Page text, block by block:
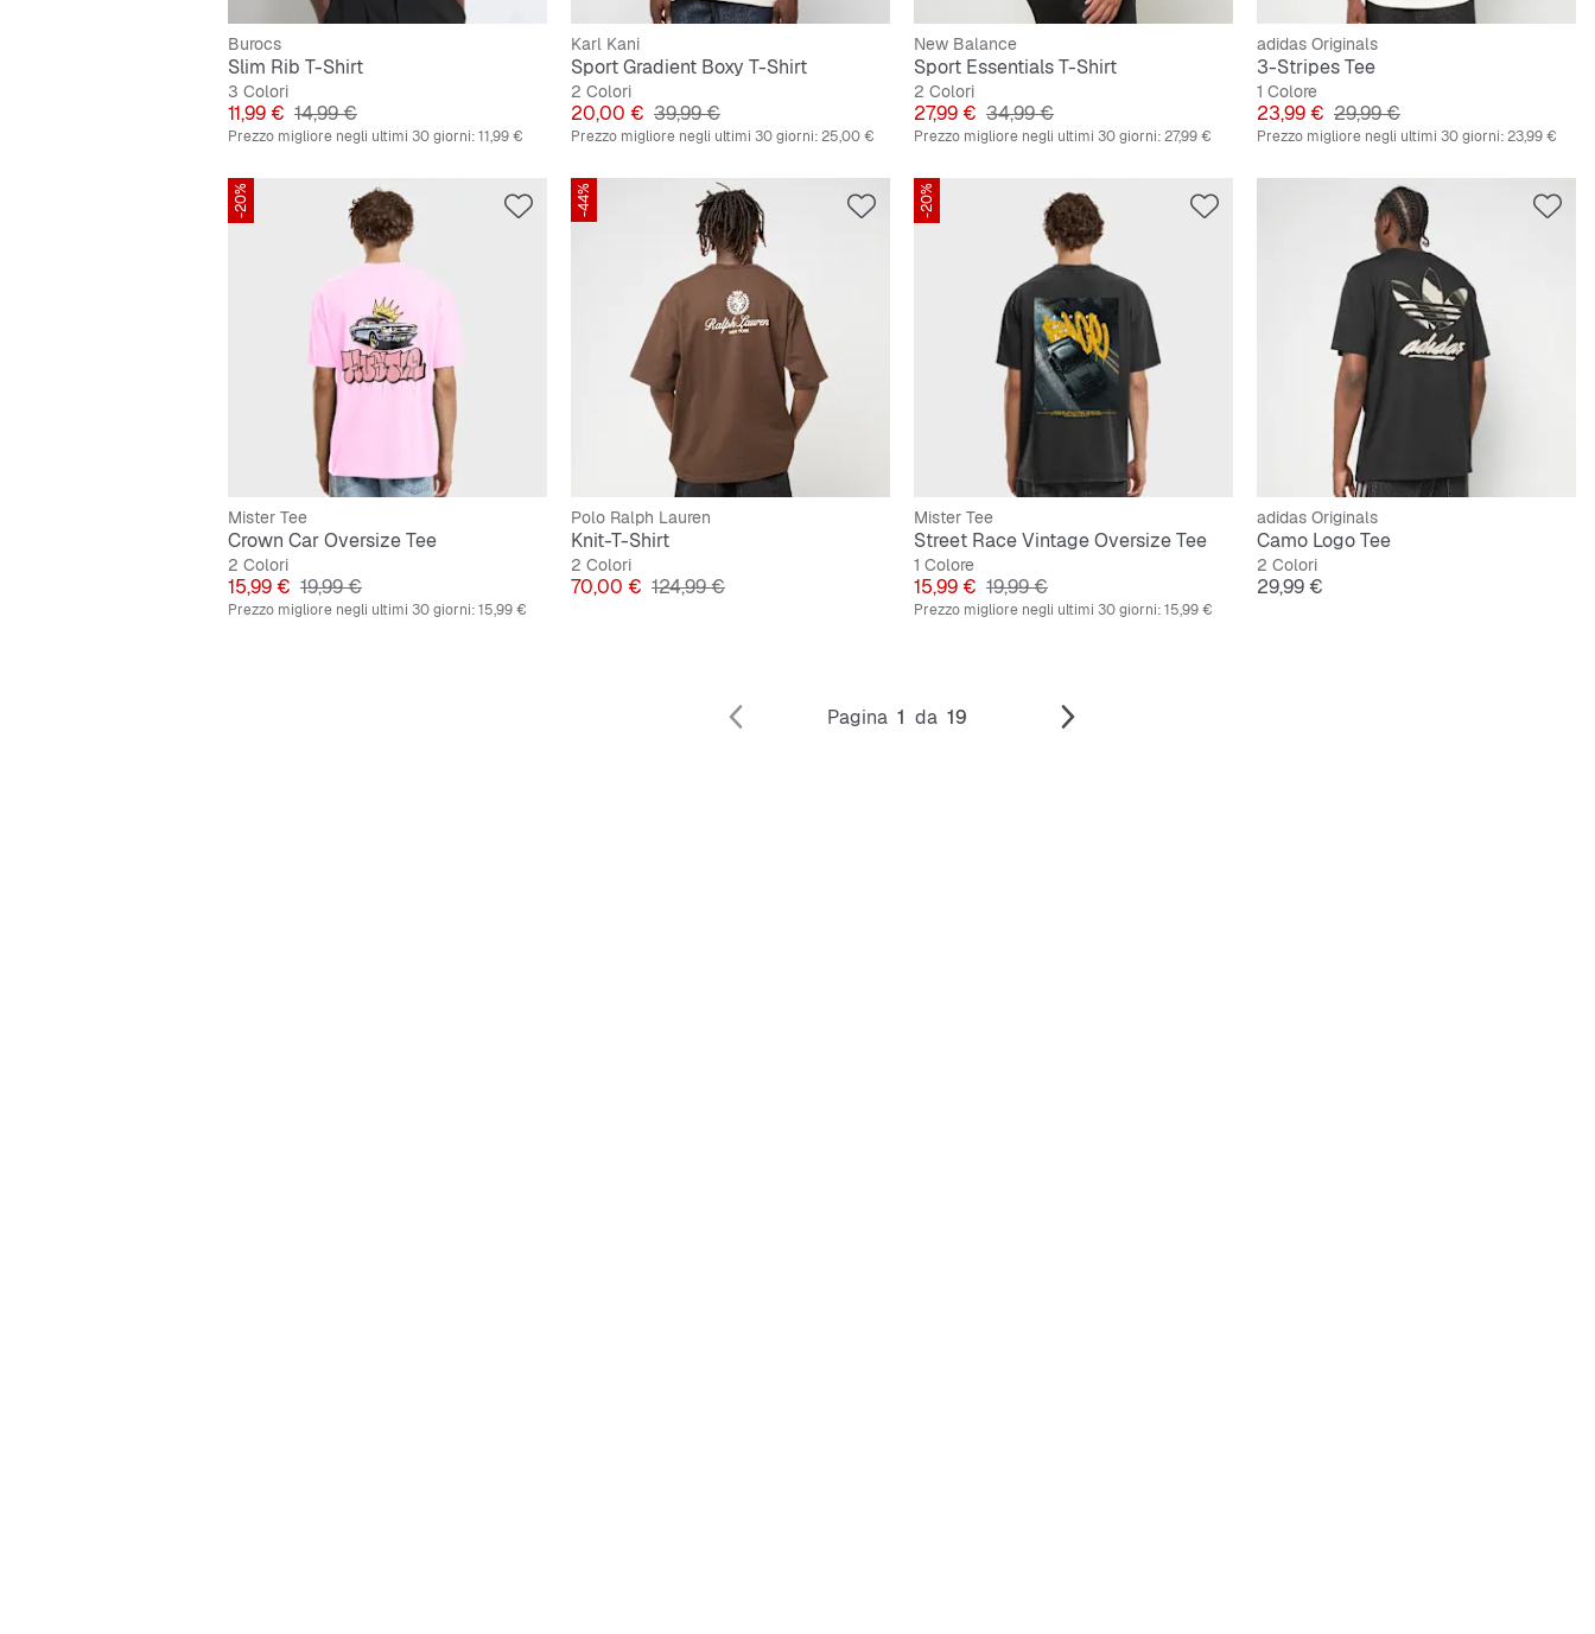
Burocs
Slim Rib T-Shirt
3 Colori
Prezzo
11,99 € Prezzo originale
14,99 €
Prezzo migliore negli ultimi 30 giorni:11,99 €
Karl Kani
Sport Gradient Boxy T-Shirt
2 Colori
Prezzo
20,00 € Prezzo originale
39,99 €
Prezzo migliore negli ultimi 30 giorni:25,00 €
New Balance
Sport Essentials T-Shirt
2 Colori
Prezzo
27,99 € Prezzo originale
34,99 €
Prezzo migliore negli ultimi 30 giorni:27,99 €
adidas Originals
3-Stripes Tee
1 Colore
Prezzo
23,99 € Prezzo originale
29,99 €
Prezzo migliore negli ultimi 30 giorni:23,99 €
-20%
Mister Tee
Crown Car Oversize Tee
2 Colori
Prezzo
15,99 € Prezzo originale
19,99 €
Prezzo migliore negli ultimi 30 giorni:15,99 €
-44%
Polo Ralph Lauren
Knit-T-Shirt
2 Colori
Prezzo
70,00 € Prezzo originale
124,99 €
-20%
Mister Tee
Street Race Vintage Oversize Tee
1 Colore
Prezzo
15,99 € Prezzo originale
19,99 €
Prezzo migliore negli ultimi 30 giorni:15,99 €
adidas Originals
Camo Logo Tee
2 Colori
Prezzo
29,99 €
Pagina 1 da 19